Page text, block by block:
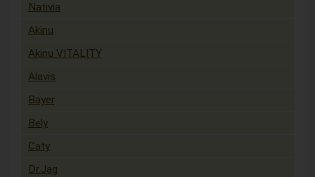
Nativia
Akinu
Akinu VITALITY
Alavis
Bayer
Bely
Caty
Dr.Jag